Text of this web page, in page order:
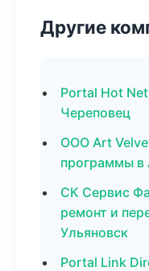
Другие
Portal Hot
Череповец
ООО Art
программы в
СК Сервис
ремонт и
Ульяновск
Portal Link